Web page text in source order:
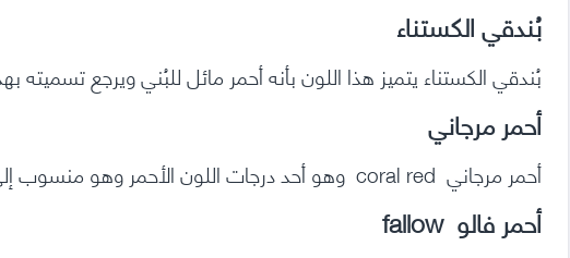
بُندقي الكستناء
بُندقي الكستناء يتميز هذا اللون بأنه أحمر مائل للبُني ويرجع تسميته
أحمر مرجاني
أحمر مرجاني coral red وهو أحد درجات اللون الأحمر وهو منسوب إلى لون المرجان الأحمر
أحمر فالو fallow